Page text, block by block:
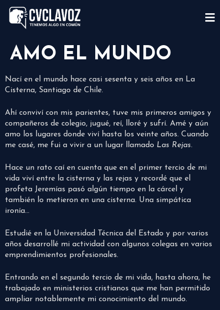
AMO EL MUNDO
Nací en el mundo hace casi sesenta y seis años en La
Cisterna, Santiago de Chile.
Ahí conviví con mis parientes, tuve mis primeros amigos y
compañeros de colegio, jugué, reí, lloré y sufrí. Amé y aún
amo los lugares donde viví hasta los veinte años. Cuando
me casé, me fui a vivir a un lugar llamado Las Rejas.
Hace un rato caí en cuenta que en el primer tercio de mi
vida viví entre la cisterna y las rejas y recordé que el
profeta Jeremías pasó algún tiempo en la cárcel y
también lo metieron en una cisterna. Una simpática
ironía…
Estudié en la Universidad Técnica del Estado y por varios
años desarrollé mi actividad con algunos colegas en varios
emprendimientos profesionales.
Entrando en el segundo tercio de mi vida, hasta ahora, he
trabajado en ministerios cristianos que me han permitido
ampliar notablemente mi conocimiento del mundo.